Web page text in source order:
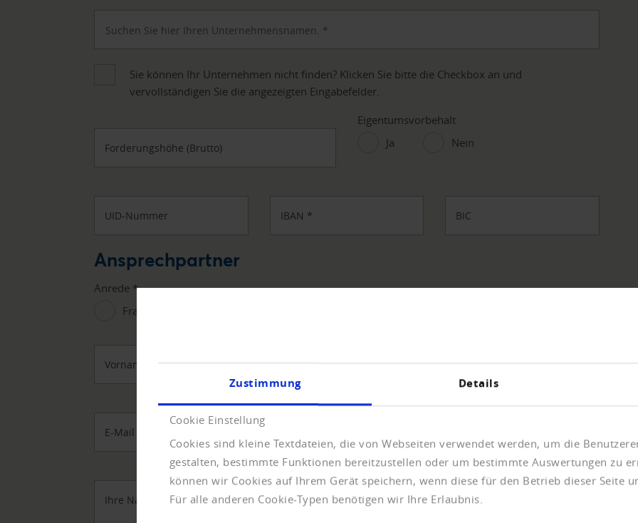
Zustimmung Details
Cookie Einstellung
Cookies sind kleine Textdateien, die von Webseiten verwendet werden, um die
gestalten, bestimmte Funktionen bereitzustellen oder um bestimmte Auswertungen zu
können wir Cookies auf Ihrem Gerät speichern, wenn diese für den Betrieb dieser Seite
Für alle anderen Cookie-Typen benötigen wir Ihre Erlaubnis.
Sie können Ihr Unternehmen nicht finden? Klicken Sie bitte die Checkbox an und
vervollständigen Sie die angezeigten Eingabefelder.
Forderungshöhe (Brutto)
Eigentumsvorbehalt
Ja
Nein
UID-Nummer IBAN * BIC
Ansprechpartner
Anrede *
Frau
Vorname Nachname*
E-Mail
Ihre Nachricht